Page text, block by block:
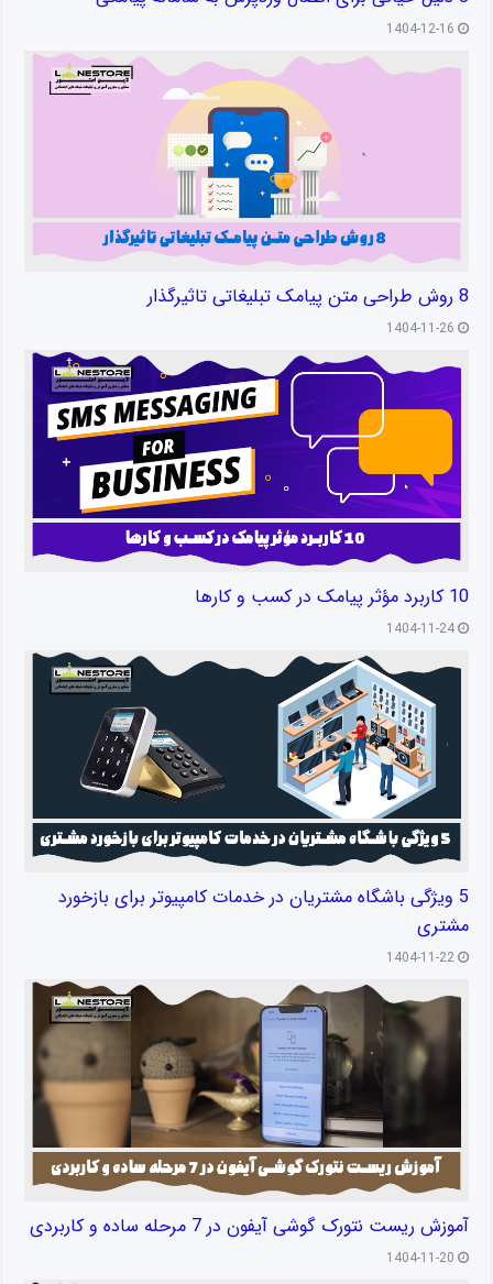
1404-12-16
8 روش طراحی متن پیامک تبلیغاتی تاثیرگذار
1404-11-26
10 کاربرد مؤثر پیامک در کسب و کارها
1404-11-24
5 ویژگی باشگاه مشتریان در خدمات کامپیوتر برای بازخورد
مشتری
1404-11-22
آموزش ریست نتورک گوشی آیفون در 7 مرحله ساده و کاربردی
1404-11-20